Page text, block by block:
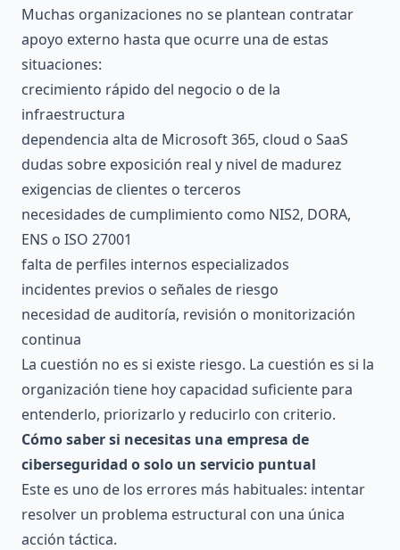
Muchas organizaciones no se plantean contratar
apoyo externo hasta que ocurre una de estas
situaciones:
crecimiento rápido del negocio o de la
infraestructura
dependencia alta de Microsoft 365, cloud o SaaS
dudas sobre exposición real y nivel de madurez
exigencias de clientes o terceros
necesidades de cumplimiento como NIS2, DORA,
ENS o ISO 27001
falta de perfiles internos especializados
incidentes previos o señales de riesgo
necesidad de auditoría, revisión o monitorización
continua
La cuestión no es si existe riesgo. La cuestión es si la
organización tiene hoy capacidad suficiente para
entenderlo, priorizarlo y reducirlo con criterio.
Cómo saber si necesitas una empresa de
ciberseguridad o solo un servicio puntual
Este es uno de los errores más habituales: intentar
resolver un problema estructural con una única
acción táctica.